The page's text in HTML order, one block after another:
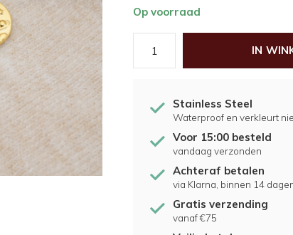
Op voorraad
IN
Stainless Steel
Waterproof en verkleurt
Voor 15:00 besteld
vandaag verzonden
Achteraf betalen
via Klarna, binnen 14
Gratis verzending
vanaf €75